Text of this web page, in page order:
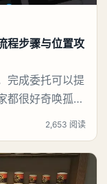
程步骤与位置攻
完成委托可以提
都很好奇唤孤归
大家。异环异象
所在关键位
：切换角色娜娜
2,653 阅读